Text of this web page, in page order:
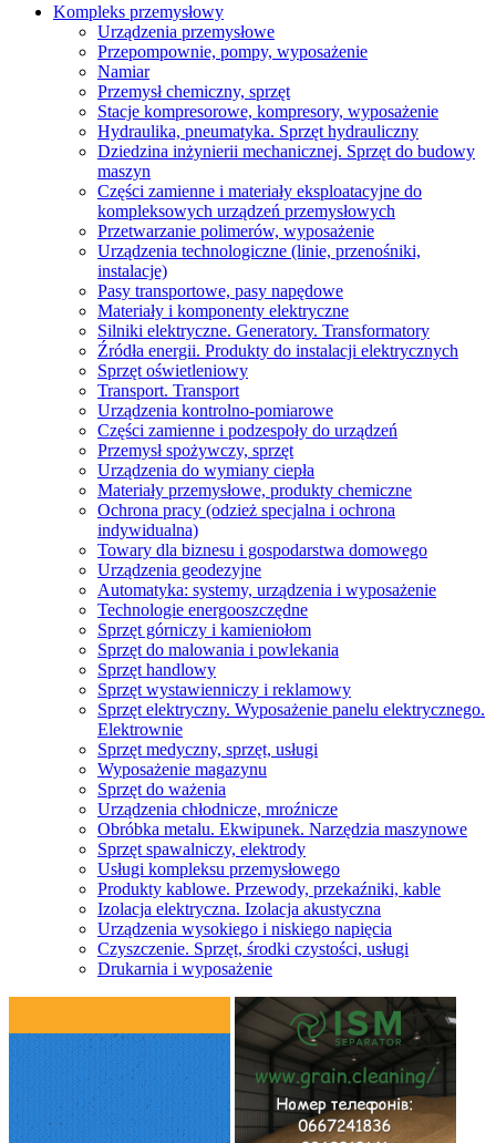
Kompleks przemysłowy
Urządzenia przemysłowe
Przepompownie, pompy, wyposażenie
Namiar
Przemysł chemiczny, sprzęt
Stacje kompresorowe, kompresory, wyposażenie
Hydraulika, pneumatyka. Sprzęt hydrauliczny
Dziedzina inżynierii mechanicznej. Sprzęt do budowy
maszyn
Części zamienne i materiały eksploatacyjne do
kompleksowych urządzeń przemysłowych
Przetwarzanie polimerów, wyposażenie
Urządzenia technologiczne (linie, przenośniki,
instalacje)
Pasy transportowe, pasy napędowe
Materiały i komponenty elektryczne
Silniki elektryczne. Generatory. Transformatory
Źródła energii. Produkty do instalacji elektrycznych
Sprzęt oświetleniowy
Transport. Transport
Urządzenia kontrolno-pomiarowe
Części zamienne i podzespoły do ​​urządzeń
Przemysł spożywczy, sprzęt
Urządzenia do wymiany ciepła
Materiały przemysłowe, produkty chemiczne
Ochrona pracy (odzież specjalna i ochrona
indywidualna)
Towary dla biznesu i gospodarstwa domowego
Urządzenia geodezyjne
Automatyka: systemy, urządzenia i wyposażenie
Technologie energooszczędne
Sprzęt górniczy i kamieniołom
Sprzęt do malowania i powlekania
Sprzęt handlowy
Sprzęt wystawienniczy i reklamowy
Sprzęt elektryczny. Wyposażenie panelu elektrycznego.
Elektrownie
Sprzęt medyczny, sprzęt, usługi
Wyposażenie magazynu
Sprzęt do ważenia
Urządzenia chłodnicze, mroźnicze
Obróbka metalu. Ekwipunek. Narzędzia maszynowe
Sprzęt spawalniczy, elektrody
Usługi kompleksu przemysłowego
Produkty kablowe. Przewody, przekaźniki, kable
Izolacja elektryczna. Izolacja akustyczna
Urządzenia wysokiego i niskiego napięcia
Czyszczenie. Sprzęt, środki czystości, usługi
Drukarnia i wyposażenie